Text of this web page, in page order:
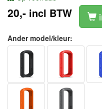
20,- incl BTW
Ander model/kleur: